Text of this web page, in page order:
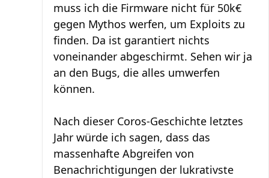
muss ich die Firmware nicht für 50k€
gegen Mythos werfen, um Exploits zu
finden. Da ist garantiert nichts
voneinander abgeschirmt. Sehen wir ja
an den Bugs, die alles umwerfen
können.
Nach dieser Coros-Geschichte letztes
Jahr würde ich sagen, dass das
massenhafte Abgreifen von
Benachrichtigungen der lukrativste